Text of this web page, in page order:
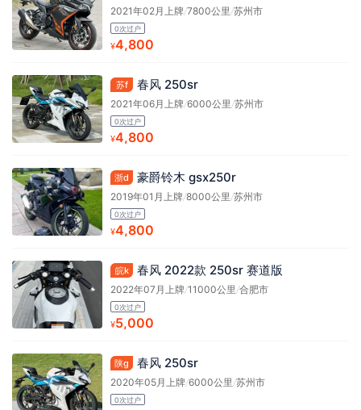
2021年02月上牌/7800公里/苏州市
0次过户
¥4,800
苏f 春风 250sr
2021年06月上牌/6000公里 /苏州市
0次过户
¥4,800
浙d 豪爵铃木 gsx250r
2019年01月上牌/8000公里 /苏州市
0次过户
¥4,800
皖k 春风 2022款 250sr 赛道版
2022年07月上牌/11000公里 /合肥市
0次过户
¥5,000
陕g 春风 250sr
2020年05月上牌/6000公里 /苏州市
0次过户